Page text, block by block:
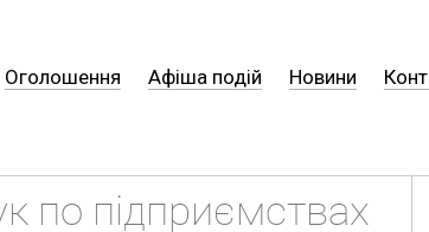
Оголошення Афіша подій Новини